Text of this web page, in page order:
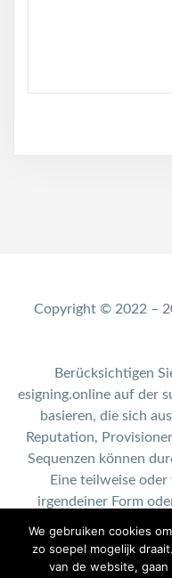
Copyright © 2022 –
Berücksichtigen
esigning.online auf der
basieren, die sich
Reputation,
Sequenzen können
Eine teilweise
irgendeiner Form
Contact:
We gebruiken cookies
zo soepel mogelijk
van de website,